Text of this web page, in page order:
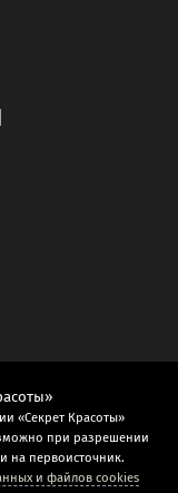
«Секрет Красоты»
при разрешении
на первоисточник.
и файлов cookies